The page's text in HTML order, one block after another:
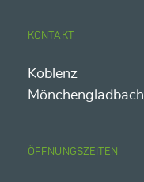
KONTAKT
Koblenz
Mönchengladbach
ÖFFNUNGSZEITEN